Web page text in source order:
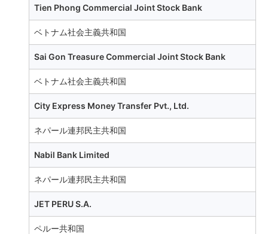
Tien Phong Commercial Joint Stock Bank
ベトナム社会主義共和国
Sai Gon Treasure Commercial Joint Stock Bank
ベトナム社会主義共和国
City Express Money Transfer Pvt., Ltd.
ネパール連邦民主共和国
Nabil Bank Limited
ネパール連邦民主共和国
JET PERU S.A.
ペルー共和国